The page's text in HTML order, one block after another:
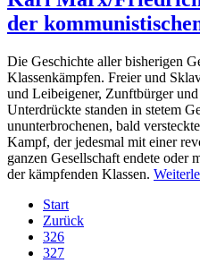
der
Die Geschichte aller bisherigen
Klassenkämpfen. Freier und
und Leibeigener, Zunftbürger
Unterdrückte standen in stetem
ununterbrochenen, bald
Kampf, der jedesmal mit einer
ganzen Gesellschaft endete oder
der kämpfenden Klassen.
Start
Zurück
326
327